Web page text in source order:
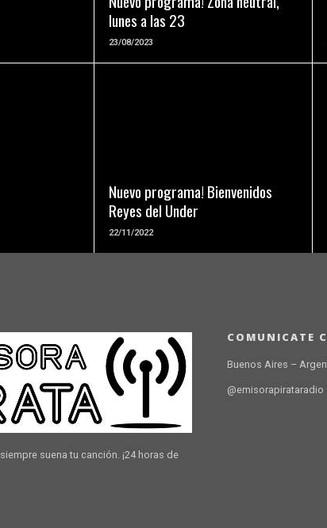
lunes a las 23
23/08/2023
Nuevo programa! Bienvenidos
Reyes del Under
22/11/2022
suena tu canción. ¡24 horas de
COMUNICATE
Buenos Aires –
@emisorapirataradio